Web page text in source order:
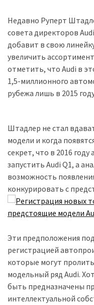
Honda
Prelude:
гібридний
камбек
MOST
Новинки
авто
(6 037)
Історії
(3 678)
спорт
(733)
Події
(521)
Недавно Руперт
совета директоров
добавит в свою
увеличить
отметить, что Audi в
1,5-миллионного
рубежа лишь в 2015
Штадлер не стал
модели и когда
секрет, что в 2016
запустить Audi Q1, а
возможность
конкурировать с
Эти предположения
регистрацией
которые могут
модельный ряд Audi.
быть предназначены
интеллектуальной